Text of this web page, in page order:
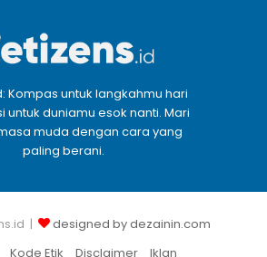
Kompas untuk langkahmu hari
untuk duniamu esok nanti. Mari
muda dengan cara yang
paling berani.
|
designed by dezainin.com
Kode Etik Disclaimer Iklan